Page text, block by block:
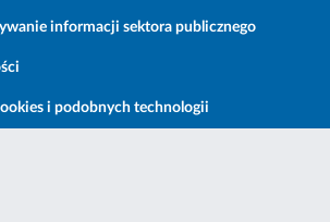
informacji sektora publicznego
i podobnych technologii